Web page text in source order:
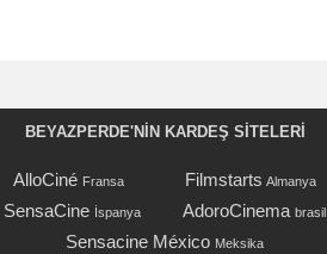
BEYAZPERDE'NIN KARDEŞ SİTELERİ
AlloCiné Fransa Filmstarts Almanya
SensaCine İspanya AdoroCinema brasil
Sensacine México Meksika